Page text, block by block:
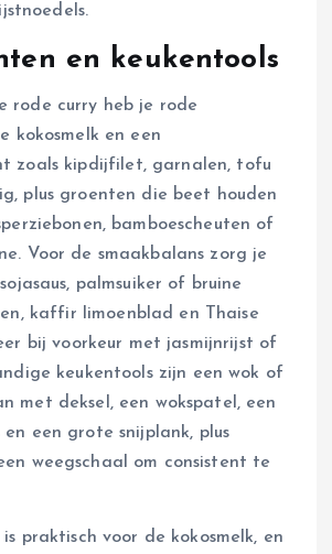
en keukentools
rode curry heb je rode
kokosmelk en een
zoals kipdijfilet, garnalen, tofu
plus groenten die beet houden
bamboescheuten of
Voor de smaakbalans zorg je
palmsuiker of bruine
kaffir limoenblad en Thaise
bij voorkeur met jasmijnrijst of
keukentools zijn een wok of
met deksel, een wokspatel, een
en een grote snijplank, plus
weegschaal om consistent te
praktisch voor de kokosmelk, en